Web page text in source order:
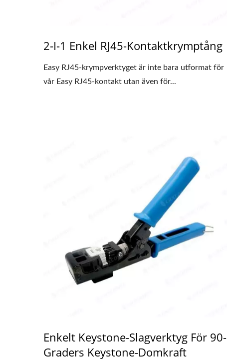
2-I-1 Enkel RJ45-Kontaktkrymptång
Easy RJ45-krympverktyget är inte bara utformat för
vår Easy RJ45-kontakt utan även för...
Enkelt Keystone-Slagverktyg För 90-
Graders Keystone-Domkraft